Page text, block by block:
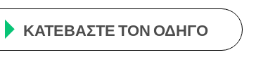
ΚΑΤΕΒΆΣΤΕ ΤΟΝ ΟΔΗΓΌ